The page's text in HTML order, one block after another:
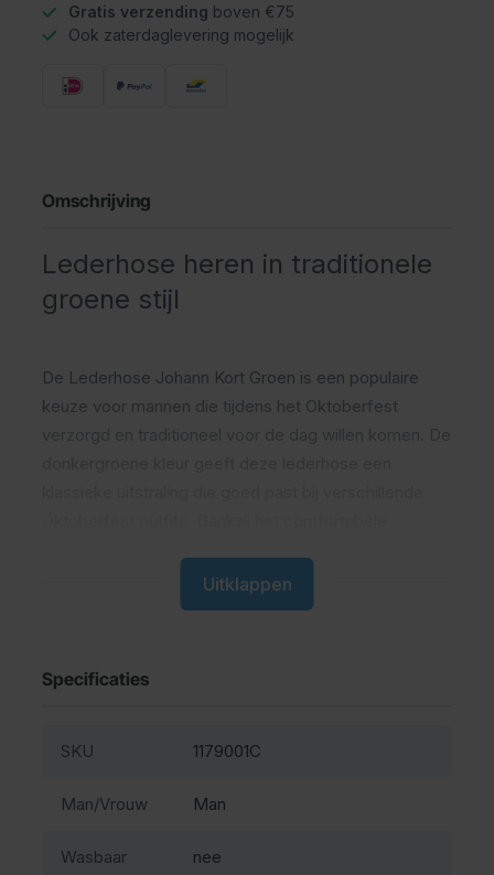
Gratis verzending boven €75
Ook zaterdaglevering mogelijk
Omschrijving
Lederhose heren in traditionele
groene stijl
De Lederhose Johann Kort Groen is een populaire
keuze voor mannen die tijdens het Oktoberfest
feestdagen en avonden.
Dit is een korte lederhose voor heren van polyester
broekzakken.
Comfortabel en licht tijdens het
Uitklappen
Specificaties
SKU 1179001C
Man/Vrouw Man
Wasbaar nee